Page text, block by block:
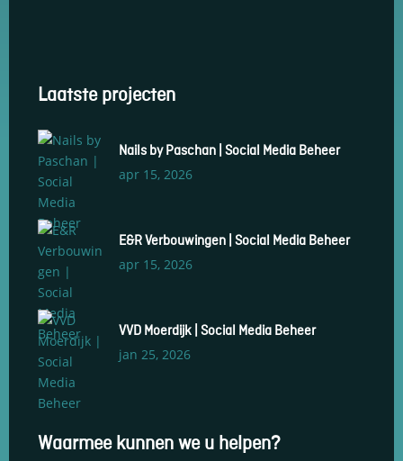
Laatste projecten
Nails by Paschan | Social Media Beheer
apr 15, 2026
E&R Verbouwingen | Social Media Beheer
apr 15, 2026
VVD Moerdijk | Social Media Beheer
jan 25, 2026
Waarmee kunnen we u helpen?
fouten
en om
betere
algehele
analyses uit
te voeren.